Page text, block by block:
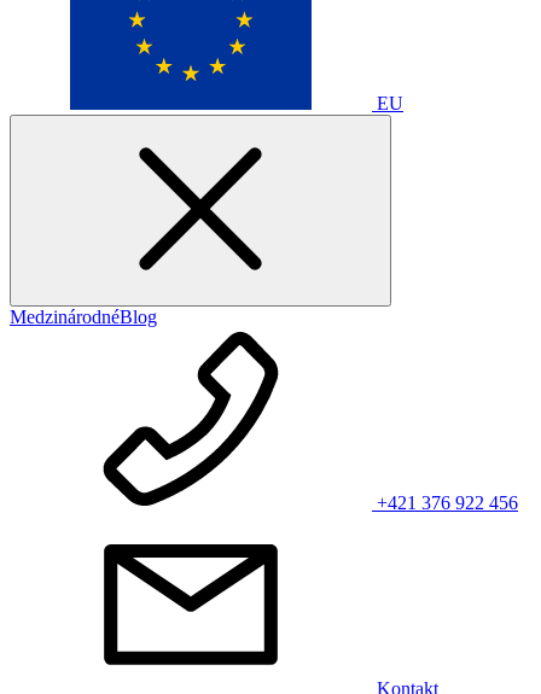
EU
MedzinárodnéBlog
+421 376 922 456
Kontakt